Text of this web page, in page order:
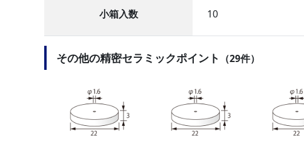
小箱入数 10
その他の精密セラミックポイント （29件）